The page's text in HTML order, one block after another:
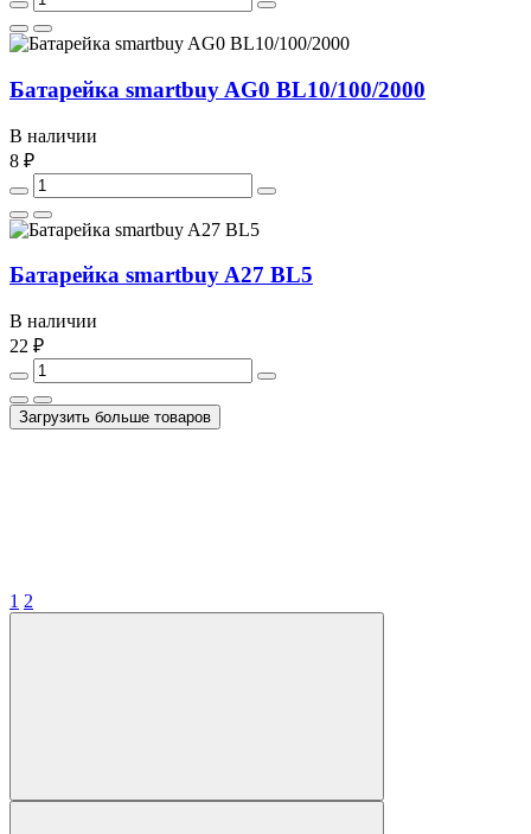
Батарейка smartbuy AG0 BL10/100/2000
В наличии
8 ₽
Батарейка smartbuy A27 BL5
В наличии
22 ₽
Загрузить больше товаров
1 2